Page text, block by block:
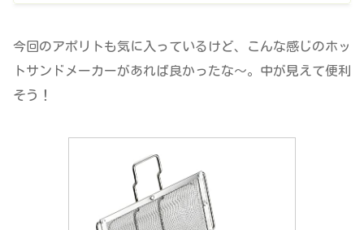
今回のアポリトも気に入っているけど、こんな感じのホッ
トサンドメーカーがあれば良かったな～。中が見えて便利
そう！